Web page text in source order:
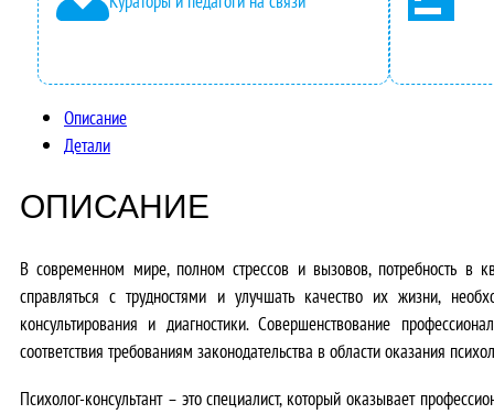
Описание
Детали
ОПИСАНИЕ
В современном мире, полном стрессов и вызовов, потребность в
справляться с трудностями и улучшать качество их жизни,
консультирования и диагностики. Совершенствование
соответствия требованиям законодательства в области оказания
Психолог-консультант – это специалист, который оказывает